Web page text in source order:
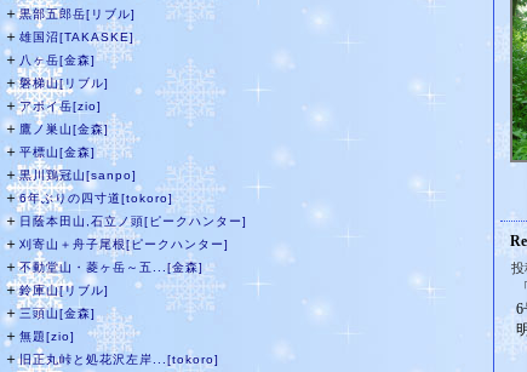
＋黒部五郎岳[リブル]
＋ 雄国沼[TAKASKE]
＋ 八ヶ岳[金森]
＋磐梯山[リブル]
＋アポイ岳[zio]
＋ 鷹ノ巣山[金森]
＋ 平標山[金森]
＋黒川鶏冠山[sanpo]
＋6年ぶりの四寸道[tokoro]
＋ 日蔭本田山,石立ノ頭[ピークハンター]
＋ 刈寄山＋舟子尾根[ピークハンター]
＋不動堂山・菱ヶ岳～五...[金森]
＋鈴庫山[リブル]
＋三頭山[金森]
＋ 無題[zio]
＋旧正丸峠と処花沢左岸...[tokoro]
投
6